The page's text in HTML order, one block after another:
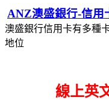
ANZ澳盛銀行-信用
澳盛銀行信用卡有多種
地位
線上英